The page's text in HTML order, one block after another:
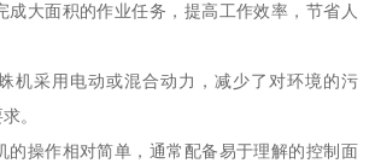
成大面积的作业任务，提高工作效率，节省人
机采用电动或混合动力，减少了对环境的污
。
的操作相对简单，通常配备易于理解的控制面